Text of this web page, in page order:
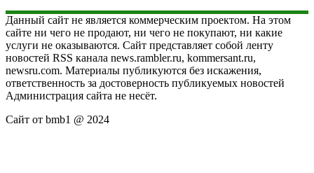
Данный сайт не является коммерческим проектом. На этом
сайте ни чего не продают, ни чего не покупают, ни какие
услуги не оказываются. Сайт представляет собой ленту
новостей RSS канала news.rambler.ru, kommersant.ru,
newsru.com. Материалы публикуются без искажения,
ответственность за достоверность публикуемых новостей
Администрация сайта не несёт.
Сайт от bmb1 @ 2024